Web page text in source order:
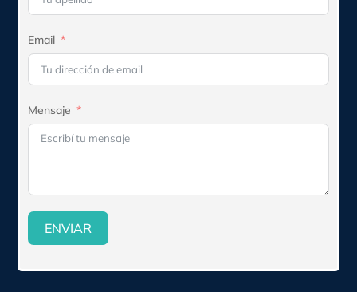
Email
Mensaje
ENVIAR